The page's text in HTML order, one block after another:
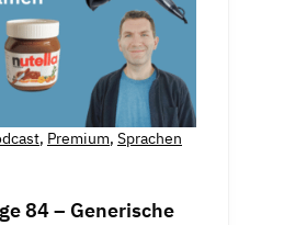
, Premium, Sprachen
84 – Generische